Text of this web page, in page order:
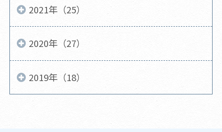
2021年（25）
2020年（27）
2019年（18）